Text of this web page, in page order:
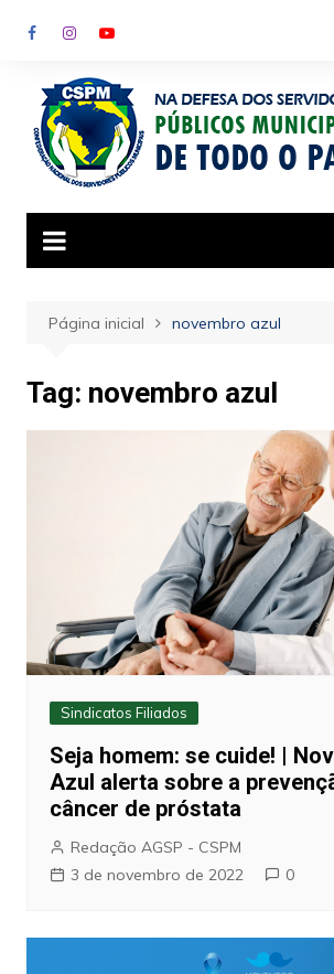
para
conteúdo
Página inicial novembro azul
Tag: novembro azul
Sindicatos Filiados
Seja homem: se cuide! |
Azul alerta sobre a
câncer de próstata
Redação AGSP - CSPM
3 de novembro de 2022
0